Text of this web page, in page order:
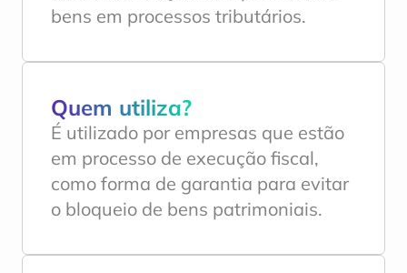
bens em processos tributários.
Quem utiliza?
É utilizado por empresas que estão
em processo de execução fiscal,
como forma de garantia para evitar
o bloqueio de bens patrimoniais.